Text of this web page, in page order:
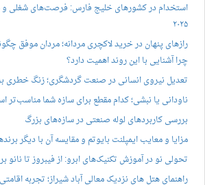
استخدام در کشورهای خلیج فارس: فرصت‌های شغلی و
۲۰۲۵
رازهای پنهان در خرید لاکچری مردانه؛ مردان موفق
چرا آشنایی با این روند اهمیت دارد؟
تعدیل نیروی انسانی در صنعت گردشگری؛ زنگ خطری
ناودانی یا نبشی؛ کدام مقطع برای سازه شما مناسب‌تر
بررسی کاربردهای لوله صنعتی در سازه‌های بزرگ
مزایا و معایب ایمپلنت بایوتم و مقایسه آن با دیگر
تحولی نو در آموزش تکنیک‌های ابرو: از فیبروز تا نانو
راهنمای هتل های نزدیک معالی آباد شیراز؛ تجربه